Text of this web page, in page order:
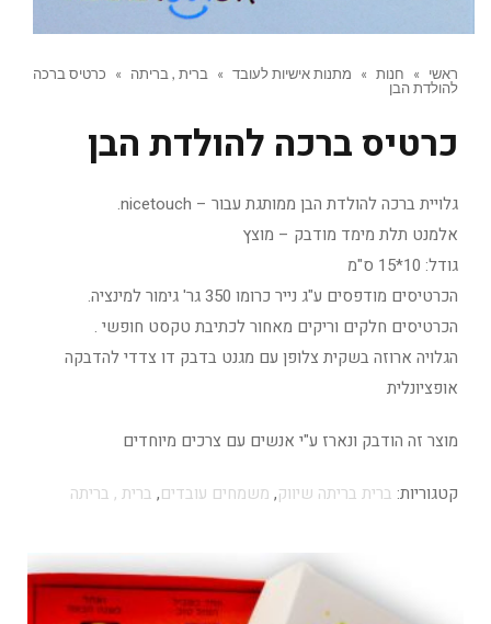
ראשי » חנות » מתנות אישיות לעובד » ברית , בריתה »
כרטיס ברכה
להולדת הבן
כרטיס ברכה להולדת הבן
גלויית ברכה להולדת הבן ממותגת עבור – nicetouch.
אלמנט תלת מימד מודבק – מוצץ
גודל: 10*15 ס"מ
הכרטיסים מודפסים ע"ג נייר כרומו 350 גר' גימור למינציה.
הכרטיסים חלקים וריקים מאחור לכתיבת טקסט חופשי .
הגלויה ארוזה בשקית צלופן עם מגנט בדבק דו צדדי להדבקה
אופציונלית
מוצר זה הודבק ונארז ע"י אנשים עם צרכים מיוחדים
קטגוריות: ברית בריתה שיווק, משמחים עובדים, ברית , בריתה